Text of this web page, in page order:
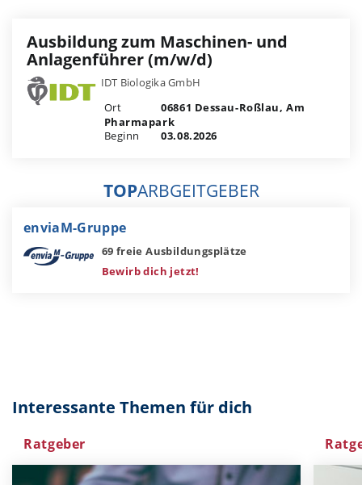
Ausbildung zum Maschinen- und
Anlagenführer (m/w/d)
IDT Biologika GmbH
Ort
06861 Dessau-Roßlau, Am
Pharmapark
Beginn
03.08.2026
TOPARBGEITGEBER
enviaM-Gruppe
69 freie Ausbildungsplätze
Bewirb dich jetzt!
Interessante Themen für dich
Ratgeber